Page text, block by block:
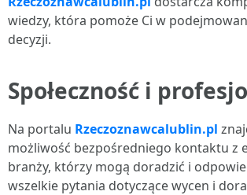
wiedzy, która pomoże Ci w
decyzji.
Społeczność i
Na portalu Rzeczoznawcalublin.pl
możliwość bezpośredniego kontaktu z
branży, którzy mogą doradzić i
wszelkie pytania dotyczące wycen i